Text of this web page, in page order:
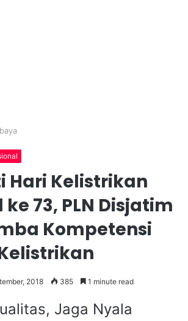
Hari Kelistrikan
73, PLN Disjatim
Kompetensi
2018 385 1 minute read
Jaga Nyala